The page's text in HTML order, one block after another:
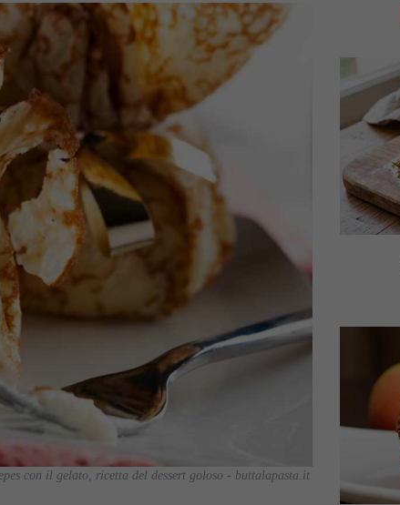
con il gelato, ricetta del dessert goloso - buttalapasta.it